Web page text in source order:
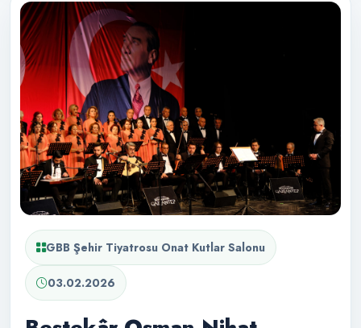
GBB Şehir Tiyatrosu Onat Kutlar Salonu
03.02.2026